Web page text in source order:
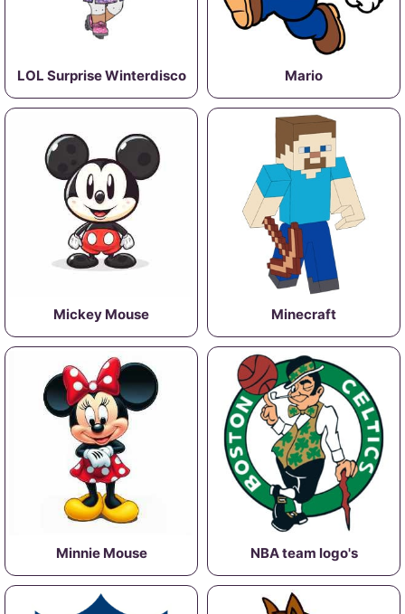
LOL Surprise Winterdisco Mario
Mickey Mouse Minecraft
Minnie Mouse NBA team logo's